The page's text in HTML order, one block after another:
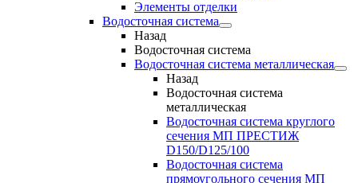
Элементы отделки
Водосточная система
Назад
Водосточная система
Водосточная система металлическая
Назад
Водосточная система
металлическая
Водосточная система круглого
сечения МП ПРЕСТИЖ
D150/D125/100
Водосточная система
прямоугольного сечения МП